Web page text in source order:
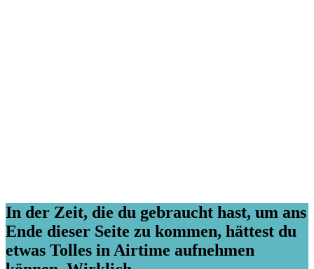
Trainerin und Referentin
In der Zeit, die du gebraucht hast, um ans
Ende dieser Seite zu kommen, hättest du
etwas Tolles in Airtime aufnehmen